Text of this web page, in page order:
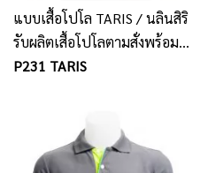
แบบเสื้อโปโล TARIS / นลินสิริ
รับผลิตเสื้อโปโลตามสั่งพร้อม
ปักโลโก้
P231 TARIS